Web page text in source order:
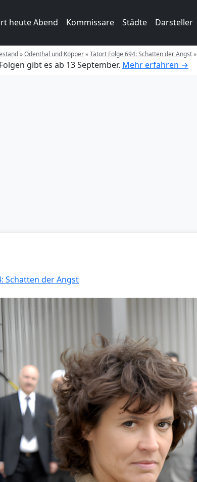
heute Abend Kommissare Städte Darsteller
»Odenthal und Kopper»Tatort Folge 694: Schatten der Angst»
gibt es ab 13 September. Mehr erfahren →
Schatten der Angst